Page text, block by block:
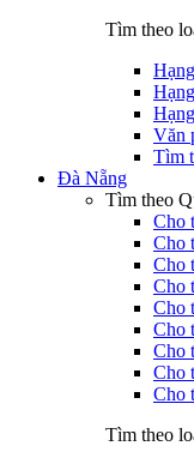
Tìm theo
Văn
Tìm
Đà Nẵng
Tìm theo
Cho
Cho
Cho
Cho
Cho
Cho
Cho
Cho
Cho
Tìm theo